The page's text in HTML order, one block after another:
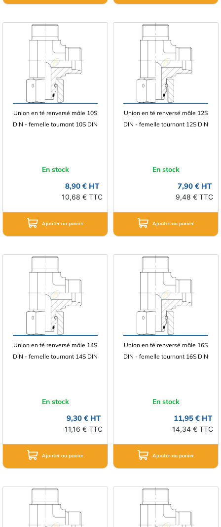
Union en té renversé mâle 10S
DIN - femelle tournant 10S DIN
En stock
8,90 € HT
10,68 € TTC
Ajouter au panier
Union en té renversé mâle 12S
DIN - femelle tournant 12S DIN
En stock
7,90 € HT
9,48 € TTC
Ajouter au panier
Union en té renversé mâle 14S
DIN - femelle tournant 14S DIN
En stock
9,30 € HT
11,16 € TTC
Ajouter au panier
Union en té renversé mâle 16S
DIN - femelle tournant 16S DIN
En stock
11,95 € HT
14,34 € TTC
Ajouter au panier